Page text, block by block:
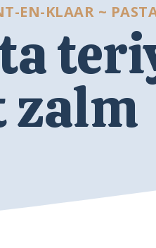
EN-KLAAR ~
zalm